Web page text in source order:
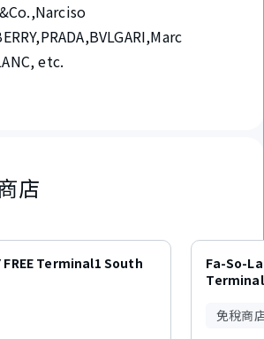
etc.
店
FREE Terminal1 South
Fa-So-
免稅商